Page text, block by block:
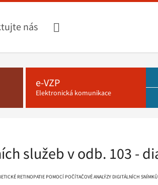
nás
e-VZP
Elektronická komunikace
služeb v odb. 103 -
RETINOPATIE POMOCÍ POČÍTAČOVÉ ANALÝZY DIGITÁLNÍCH